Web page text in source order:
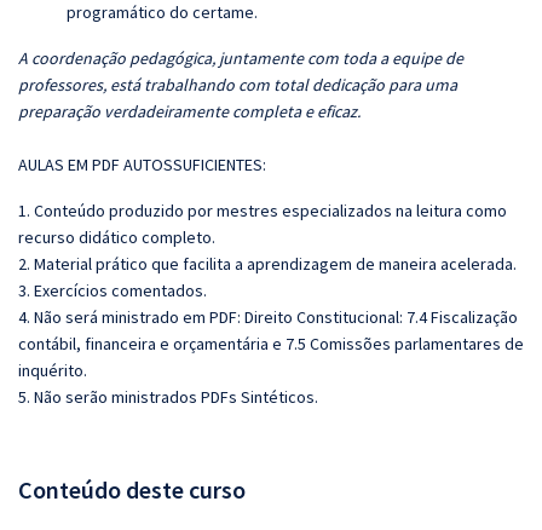
programático do certame.
A coordenação pedagógica, juntamente com toda a equipe de
professores, está trabalhando com total dedicação para uma
preparação verdadeiramente completa e eficaz.
AULAS EM PDF AUTOSSUFICIENTES:
1. Conteúdo produzido por mestres especializados na leitura como
recurso didático completo.
2. Material prático que facilita a aprendizagem de maneira acelerada.
3. Exercícios comentados.
4. Não será ministrado em PDF: Direito Constitucional: 7.4 Fiscalização
contábil, financeira e orçamentária e 7.5 Comissões parlamentares de
inquérito.
5. Não serão ministrados PDFs Sintéticos.
Conteúdo deste curso